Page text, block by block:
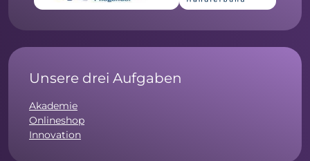
Unsere drei Aufgaben
Akademie
Onlineshop
Innovation